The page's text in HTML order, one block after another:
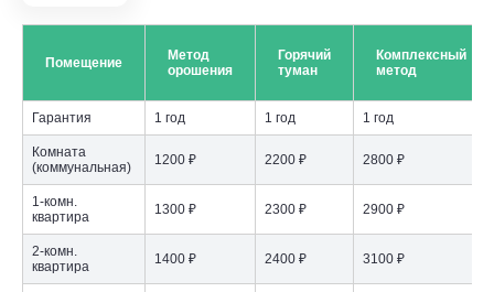
Помещение
Метод
орошения
Горячий
туман
Комплексный
метод
Гарантия 1 год 1 год 1 год
Комната
(коммунальная)
1200 ₽ 2200 ₽ 2800 ₽
1-комн.
квартира
1300 ₽ 2300 ₽ 2900 ₽
2-комн.
квартира
1400 ₽ 2400 ₽ 3100 ₽